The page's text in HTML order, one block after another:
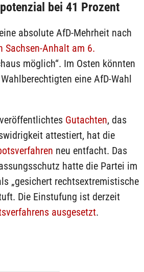
bei 41 Prozent
absolute AfD-Mehrheit nach
Sachsen-Anhalt am 6.
möglich“. Im Osten könnten
eine AfD-Wahl
Gutachten, das
attestiert, hat die
neu entfacht. Das
hatte die Partei im
„gesichert rechtsextremistische
Die Einstufung ist derzeit
ausgesetzt.